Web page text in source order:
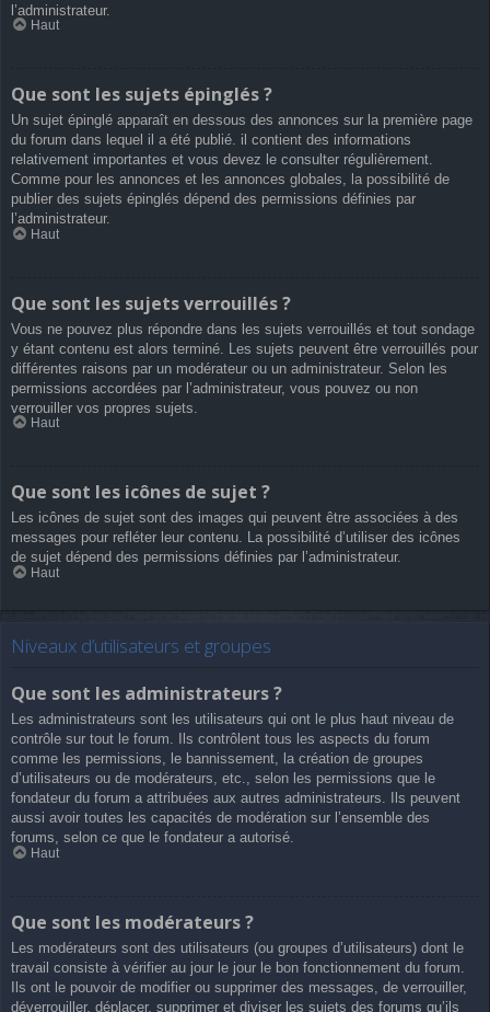
l’administrateur.
Haut
Que sont les sujets épinglés ?
Un sujet épinglé apparaît en dessous des annonces sur la première page
du forum dans lequel il a été publié. il contient des informations
relativement importantes et vous devez le consulter régulièrement.
Comme pour les annonces et les annonces globales, la possibilité de
publier des sujets épinglés dépend des permissions définies par
l’administrateur.
Haut
Que sont les sujets verrouillés ?
Vous ne pouvez plus répondre dans les sujets verrouillés et tout sondage
y étant contenu est alors terminé. Les sujets peuvent être verrouillés pour
différentes raisons par un modérateur ou un administrateur. Selon les
permissions accordées par l’administrateur, vous pouvez ou non
verrouiller vos propres sujets.
Haut
Que sont les icônes de sujet ?
Les icônes de sujet sont des images qui peuvent être associées à des
messages pour refléter leur contenu. La possibilité d’utiliser des icônes
de sujet dépend des permissions définies par l’administrateur.
Haut
Niveaux d’utilisateurs et groupes
Que sont les administrateurs ?
Les administrateurs sont les utilisateurs qui ont le plus haut niveau de
contrôle sur tout le forum. Ils contrôlent tous les aspects du forum
comme les permissions, le bannissement, la création de groupes
d’utilisateurs ou de modérateurs, etc., selon les permissions que le
fondateur du forum a attribuées aux autres administrateurs. Ils peuvent
aussi avoir toutes les capacités de modération sur l’ensemble des
forums, selon ce que le fondateur a autorisé.
Haut
Que sont les modérateurs ?
Les modérateurs sont des utilisateurs (ou groupes d’utilisateurs) dont le
travail consiste à vérifier au jour le jour le bon fonctionnement du forum.
Ils ont le pouvoir de modifier ou supprimer des messages, de verrouiller,
déverrouiller, déplacer, supprimer et diviser les sujets des forums qu’ils